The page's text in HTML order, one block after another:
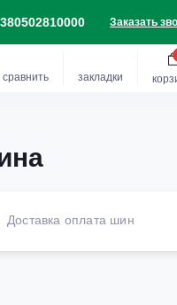
Заказать
сравнить закладки
Доставка оплата шин